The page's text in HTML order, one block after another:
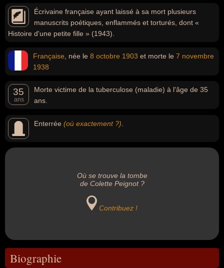
Écrivaine française ayant laissé à sa mort plusieurs
manuscrits poétiques, enflammés et torturés, dont «
Histoire d'une petite fille » (1943).
Française , née le 8 octobre 1903 et morte le 7 novembre
1938
35
ans
Morte victime de la tuberculose (maladie) à l'âge de 35
ans.
Enterrée (où exactement ?)
Où se trouve la tombe
de Colette Peignot ?
Contribuez !
Biographie